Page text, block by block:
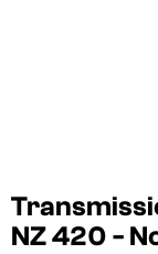
NZ 420 -